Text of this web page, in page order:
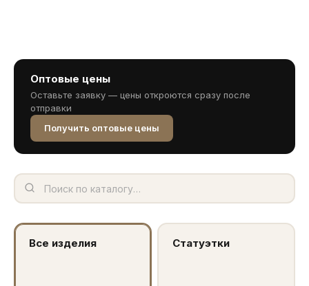
Оптовые цены
Оставьте заявку — цены откроются сразу после
отправки
Получить оптовые цены
Все изделия Статуэтки